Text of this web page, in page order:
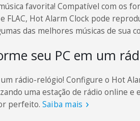
favorita! Compatível com os
e FLAC, Hot Alarm Clock pode
das melhores músicas de sua
seu PC em um
rádio-relógio! Configure o Hot
uma estação de rádio online e
perfeito. Saiba mais